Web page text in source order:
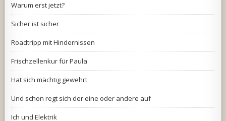
Warum erst jetzt?
Sicher ist sicher
Roadtripp mit Hindernissen
Frischzellenkur für Paula
Hat sich mächtig gewehrt
Und schon regt sich der eine oder andere auf
Ich und Elektrik